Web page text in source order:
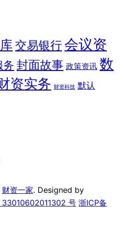
交易银行会议资
务 封面故事 政策资讯 数
资实务 财资科技 默认
财资一家. Designed by
33010602011302 号 浙ICP备